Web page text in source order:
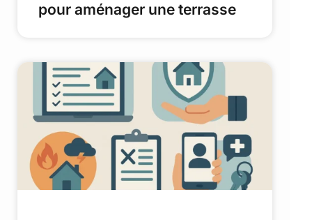
pour aménager une terrasse